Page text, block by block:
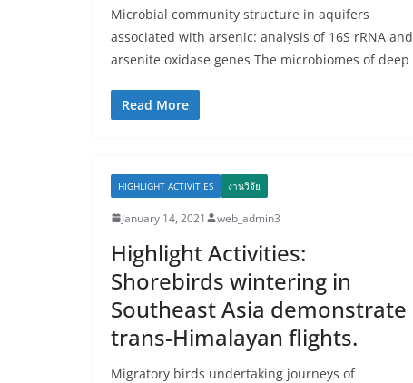
Microbial community structure in aquifers
associated with arsenic: analysis of 16S rRNA and
arsenite oxidase genes The microbiomes of deep
Read More
HIGHLIGHT ACTIVITIES งานวิจัย
January 14, 2021 web_admin3
Highlight Activities:
Shorebirds wintering in
Southeast Asia demonstrate
trans-Himalayan flights.
Migratory birds undertaking journeys of